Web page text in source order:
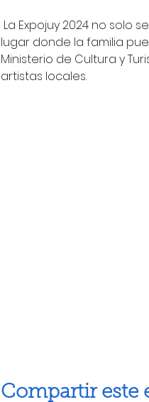
lugar donde la familia
Ministerio de Cultura y
artistas locales.
Compartir este